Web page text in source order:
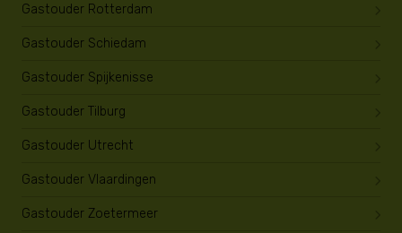
Gastouder Rotterdam
Gastouder Schiedam
Gastouder Spijkenisse
Gastouder Tilburg
Gastouder Utrecht
Gastouder Vlaardingen
Gastouder Zoetermeer